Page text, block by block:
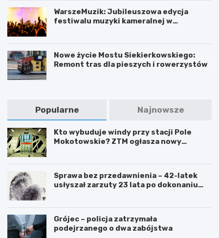
WarszeMuzik: Jubileuszowa edycja
festiwalu muzyki kameralnej w
Nowe życie Mostu Siekierkowskiego:
Remont tras dla pieszych i rowerzystów
Popularne Najnowsze
Kto wybuduje windy przy stacji Pole
Mokotowskie? ZTM ogłasza nowy
Sprawa bez przedawnienia – 42-latek
usłyszał zarzuty 23 lata po dokonaniu
Grójec – policja zatrzymała
podejrzanego o dwa zabójstwa